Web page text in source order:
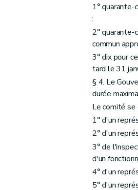
1°
;
2° quarante-
commun
3° dix pour
tard le 31
§ 4. Le
durée
Le comité se
1° d'un
2° d'un
3° de
d'un
4° d'un
5° d'un